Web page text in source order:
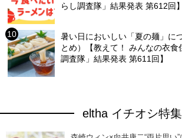
らし調査隊」結果発表 第612回】
暑い日においしい「夏の麺」に
とめ）【教えて！ みんなの衣食
調査隊」結果発表 第611回】
eltha イチオシ特集